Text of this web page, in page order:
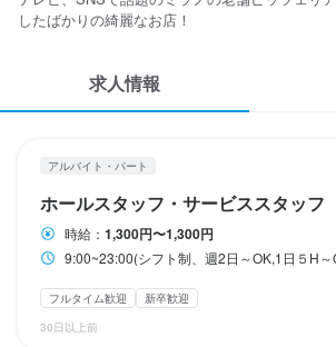
応募履歴
WEB履歴書
掲載をご検討の店舗様へ
プライバシーポリシー
したばかりの綺麗なお店！
求人情報
アルバイト・パート
ホールスタッフ・サービススタッフ
時給： 1,300円〜1,300円
9:00~23:00(シフト制、週2日～OK,1日５H～
フルタイム歓迎
新卒歓迎
30日以上前
ホールスタッフ・サービススタッフ
時給1,300円〜1,300円
交通費支給
研修期間